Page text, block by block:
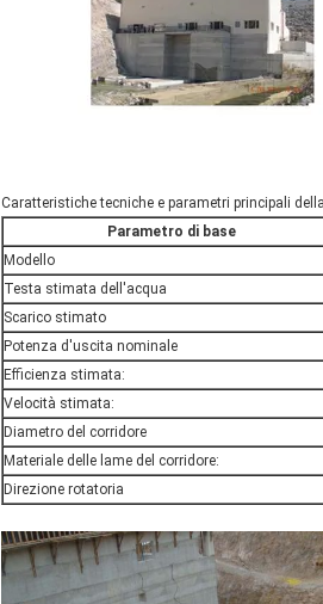
Caratteristiche tecniche e parametri principali
Parametro di base
Modello
Testa stimata dell'acqua
Scarico stimato
Potenza d'uscita nominale
Efficienza stimata:
Velocità stimata:
Diametro del corridore
Materiale delle lame del corridore:
Direzione rotatoria